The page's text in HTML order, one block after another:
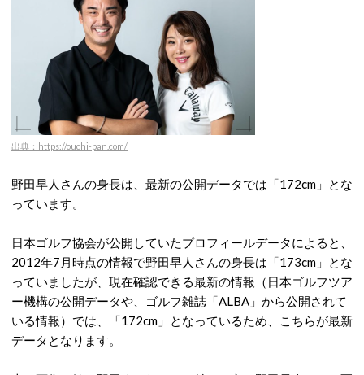
出典：https://ouchi-pan.com/
野田早人さんの身長は、最新の公開データでは「172cm」とな
っています。
日本ゴルフ協会が公開していたプロフィールデータによると、
2012年7月時点の情報で野田早人さんの身長は「173cm」とな
っていましたが、現在確認できる最新の情報（日本ゴルフツア
ー機構の公開データや、ゴルフ雑誌「ALBA」から公開されて
いる情報）では、「172cm」となっているため、こちらが最新
データとなります。